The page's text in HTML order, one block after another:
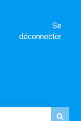
Se
déconnecter